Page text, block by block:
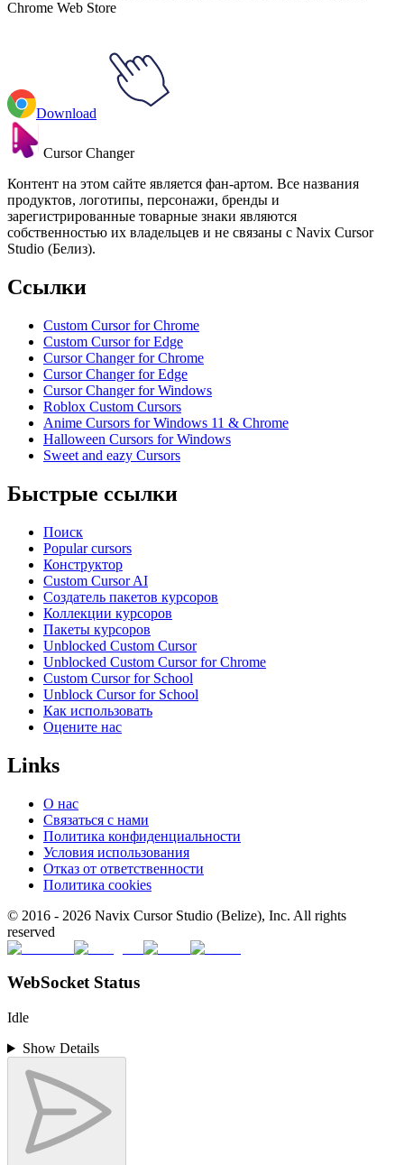
Chrome Web Store
Download
Cursor Changer
Контент на этом сайте является фан-артом. Все названия
продуктов, логотипы, персонажи, бренды и
зарегистрированные товарные знаки являются
собственностью их владельцев и не связаны с Navix Cursor
Studio (Белиз).
Ссылки
Custom Cursor for Chrome
Custom Cursor for Edge
Cursor Changer for Chrome
Cursor Changer for Edge
Cursor Changer for Windows
Roblox Custom Cursors
Anime Cursors for Windows 11 & Chrome
Halloween Cursors for Windows
Sweet and eazy Cursors
Быстрые ссылки
Поиск
Popular cursors
Конструктор
Custom Cursor AI
Создатель пакетов курсоров
Коллекции курсоров
Пакеты курсоров
Unblocked Custom Cursor
Unblocked Custom Cursor for Chrome
Custom Cursor for School
Unblock Cursor for School
Как использовать
Оцените нас
Links
О нас
Связаться с нами
Политика конфиденциальности
Условия использования
Отказ от ответственности
Политика cookies
© 2016 - 2026 Navix Cursor Studio (Belize), Inc. All rights
reserved
WebSocket Status
Idle
Show Details